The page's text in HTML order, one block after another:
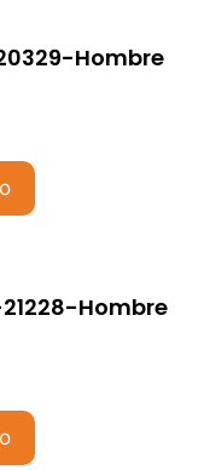
Hombre
21228-Hombre